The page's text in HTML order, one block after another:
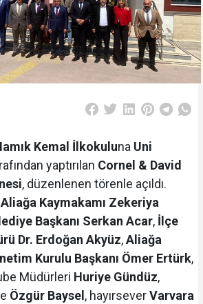
Kemal İlkokuluna Uni
yaptırılan Cornel & David
, düzenlenen törenle açıldı.
Aliağa Kaymakamı Zekeriya
Başkanı Serkan Acar, İlçe
Dr. Erdoğan Akyüz,Aliağa
Kurulu Başkanı Ömer Ertürk,
Müdürleri Huriye Gündüz,
Özgür Baysel , hayırseverVarvara